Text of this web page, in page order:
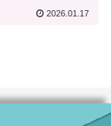
2026.01.17